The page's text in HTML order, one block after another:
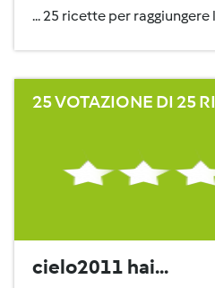
... 25 ricette per
25 VOTAZIONE DI 25
cielo2011 hai...